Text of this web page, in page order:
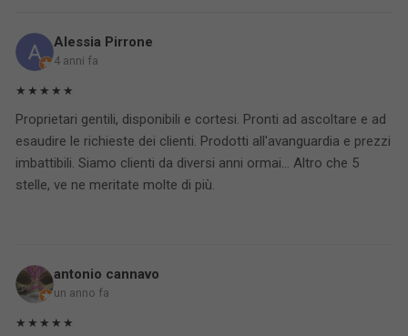
Alessia Pirrone
4 anni fa
★★★★★
Proprietari gentili, disponibili e cortesi. Pronti ad ascoltare e ad
esaudire le richieste dei clienti. Prodotti all'avanguardia e prezzi
imbattibili. Siamo clienti da diversi anni ormai... Altro che 5
stelle, ve ne meritate molte di più.
antonio cannavo
un anno fa
★★★★★